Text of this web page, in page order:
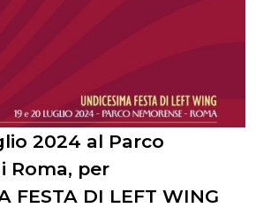
2024 al Parco
Roma, per
FESTA DI LEFT WING